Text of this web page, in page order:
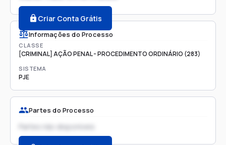
Criar Conta Grátis
Informações do Processo
CLASSE
[CRIMINAL] AÇÃO PENAL - PROCEDIMENTO ORDINÁRIO (283)
SISTEMA
PJE
Partes do Processo
Partes não disponíveis